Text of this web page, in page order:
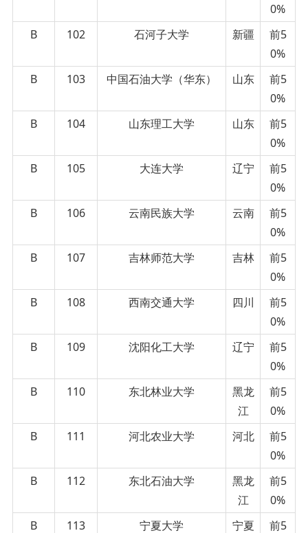
0%
B
102 石河子大学 新疆
前5
0%
B
103 中国石油大学（华东） 山东
前5
0%
B
104 山东理工大学 山东
前5
0%
B
105 大连大学 辽宁
前5
0%
B
106 云南民族大学 云南
前5
0%
B
107 吉林师范大学 吉林
前5
0%
B
108 西南交通大学 四川
前5
0%
B
109 沈阳化工大学 辽宁
前5
0%
B
110 东北林业大学
黑龙
江
前5
0%
B
111 河北农业大学 河北
前5
0%
B
112 东北石油大学
黑龙
江
前5
0%
B
113 宁夏大学 宁夏
前5